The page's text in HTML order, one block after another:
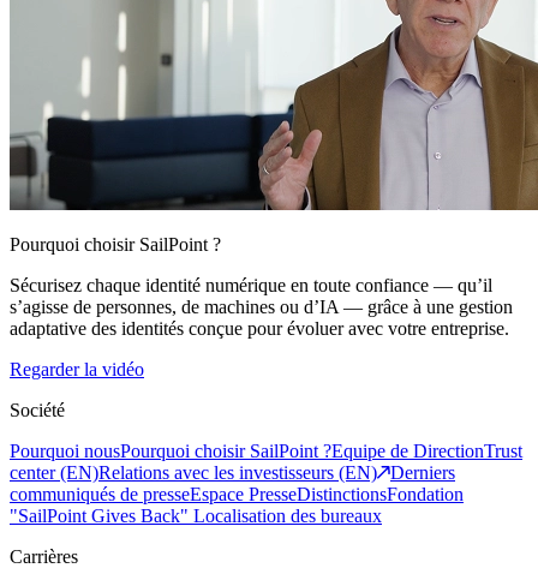
Pourquoi choisir SailPoint ?
Sécurisez chaque identité numérique en toute confiance — qu’il
s’agisse de personnes, de machines ou d’IA — grâce à une gestion
adaptative des identités conçue pour évoluer avec votre entreprise.
Regarder la vidéo
Société
Pourquoi nousPourquoi choisir SailPoint ?Equipe de DirectionTrust
center (EN)Relations avec les investisseurs (EN)
Derniers
communiqués de presseEspace PresseDistinctionsFondation
"SailPoint Gives Back" Localisation des bureaux
Carrières